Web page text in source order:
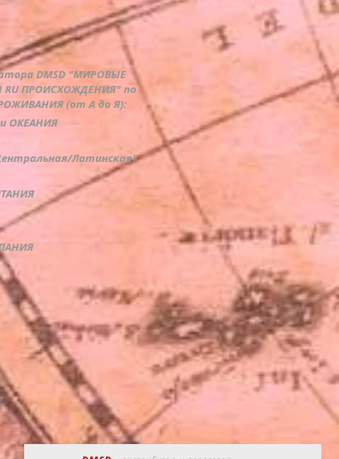
DMSD "МИРОВЫЕ
ПРОИСХОЖДЕНИЯ" по
(от А до Я):
ОКЕАНИЯ
Латинская)